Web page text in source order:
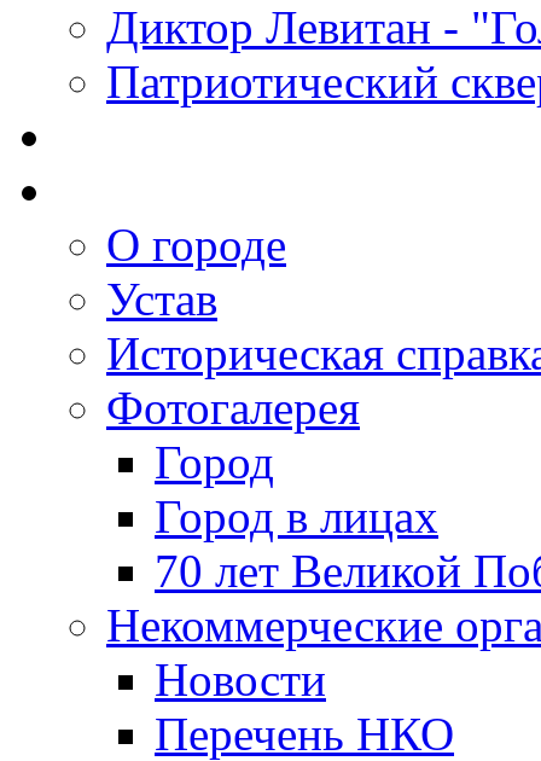
Диктор Левитан -
Патриотический
О городе
Устав
Историческая
Фотогалерея
Город
Город в лицах
70 лет Великой
Некоммерческие
Новости
Перечень НКО